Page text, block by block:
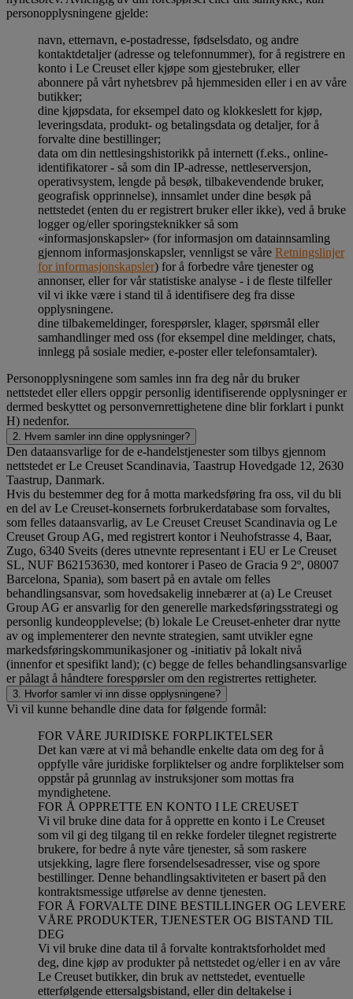
personopplysningene gjelde:
navn, etternavn, e-postadresse, fødselsdato, og andre
kontaktdetaljer (adresse og telefonnummer), for å registrere en
konto i Le Creuset eller kjøpe som gjestebruker, eller
abonnere på vårt nyhetsbrev på hjemmesiden eller i en av våre
butikker;
dine kjøpsdata, for eksempel dato og klokkeslett for kjøp,
leveringsdata, produkt- og betalingsdata og detaljer, for å
forvalte dine bestillinger;
data om din nettlesingshistorikk på internett (f.eks., online-
identifikatorer - så som din IP-adresse, nettleserversjon,
operativsystem, lengde på besøk, tilbakevendende bruker,
geografisk opprinnelse), innsamlet under dine besøk på
nettstedet (enten du er registrert bruker eller ikke), ved å bruke
logger og/eller sporingsteknikker så som
«informasjonskapsler» (for informasjon om datainnsamling
gjennom informasjonskapsler, vennligst se våre Retningslinjer
for informasjonskapsler) for å forbedre våre tjenester og
annonser, eller for vår statistiske analyse - i de fleste tilfeller
vil vi ikke være i stand til å identifisere deg fra disse
opplysningene.
dine tilbakemeldinger, forespørsler, klager, spørsmål eller
samhandlinger med oss (for eksempel dine meldinger, chats,
innlegg på sosiale medier, e-poster eller telefonsamtaler).
Personopplysningene som samles inn fra deg når du bruker
nettstedet eller ellers oppgir personlig identifiserende opplysninger er
dermed beskyttet og personvernrettighetene dine blir forklart i punkt
H) nedenfor.
2. Hvem samler inn dine opplysninger?
Den dataansvarlige for de e-handelstjenester som tilbys gjennom
nettstedet er Le Creuset Scandinavia, Taastrup Hovedgade 12, 2630
Taastrup, Danmark.
Hvis du bestemmer deg for å motta markedsføring fra oss, vil du bli
en del av Le Creuset-konsernets forbrukerdatabase som forvaltes,
som felles dataansvarlig, av Le Creuset Creuset Scandinavia og Le
Creuset Group AG, med registrert kontor i Neuhofstrasse 4, Baar,
Zugo, 6340 Sveits (deres utnevnte representant i EU er Le Creuset
SL, NUF B62153630, med kontorer i Paseo de Gracia 9 2º, 08007
Barcelona, Spania), som basert på en avtale om felles
behandlingsansvar, som hovedsakelig innebærer at (a) Le Creuset
Group AG er ansvarlig for den generelle markedsføringsstrategi og
personlig kundeopplevelse; (b) lokale Le Creuset-enheter drar nytte
av og implementerer den nevnte strategien, samt utvikler egne
markedsføringskommunikasjoner og -initiativ på lokalt nivå
(innenfor et spesifikt land); (c) begge de felles behandlingsansvarlige
er pålagt å håndtere forespørsler om den registrertes rettigheter.
3. Hvorfor samler vi inn disse opplysningene?
Vi vil kunne behandle dine data for følgende formål:
FOR VÅRE JURIDISKE FORPLIKTELSER
Det kan være at vi må behandle enkelte data om deg for å
oppfylle våre juridiske forpliktelser og andre forpliktelser som
oppstår på grunnlag av instruksjoner som mottas fra
myndighetene.
FOR Å OPPRETTE EN KONTO I LE CREUSET
Vi vil bruke dine data for å opprette en konto i Le Creuset
som vil gi deg tilgang til en rekke fordeler tilegnet registrerte
brukere, for bedre å nyte våre tjenester, så som raskere
utsjekking, lagre flere forsendelsesadresser, vise og spore
bestillinger. Denne behandlingsaktiviteten er basert på den
kontraktsmessige utførelse av denne tjenesten.
FOR Å FORVALTE DINE BESTILLINGER OG LEVERE
VÅRE PRODUKTER, TJENESTER OG BISTAND TIL
DEG
Vi vil bruke dine data til å forvalte kontraktsforholdet med
deg, dine kjøp av produkter på nettstedet og/eller i en av våre
Le Creuset butikker, din bruk av nettstedet, eventuelle
etterfølgende ettersalgsbistand, eller din deltakelse i